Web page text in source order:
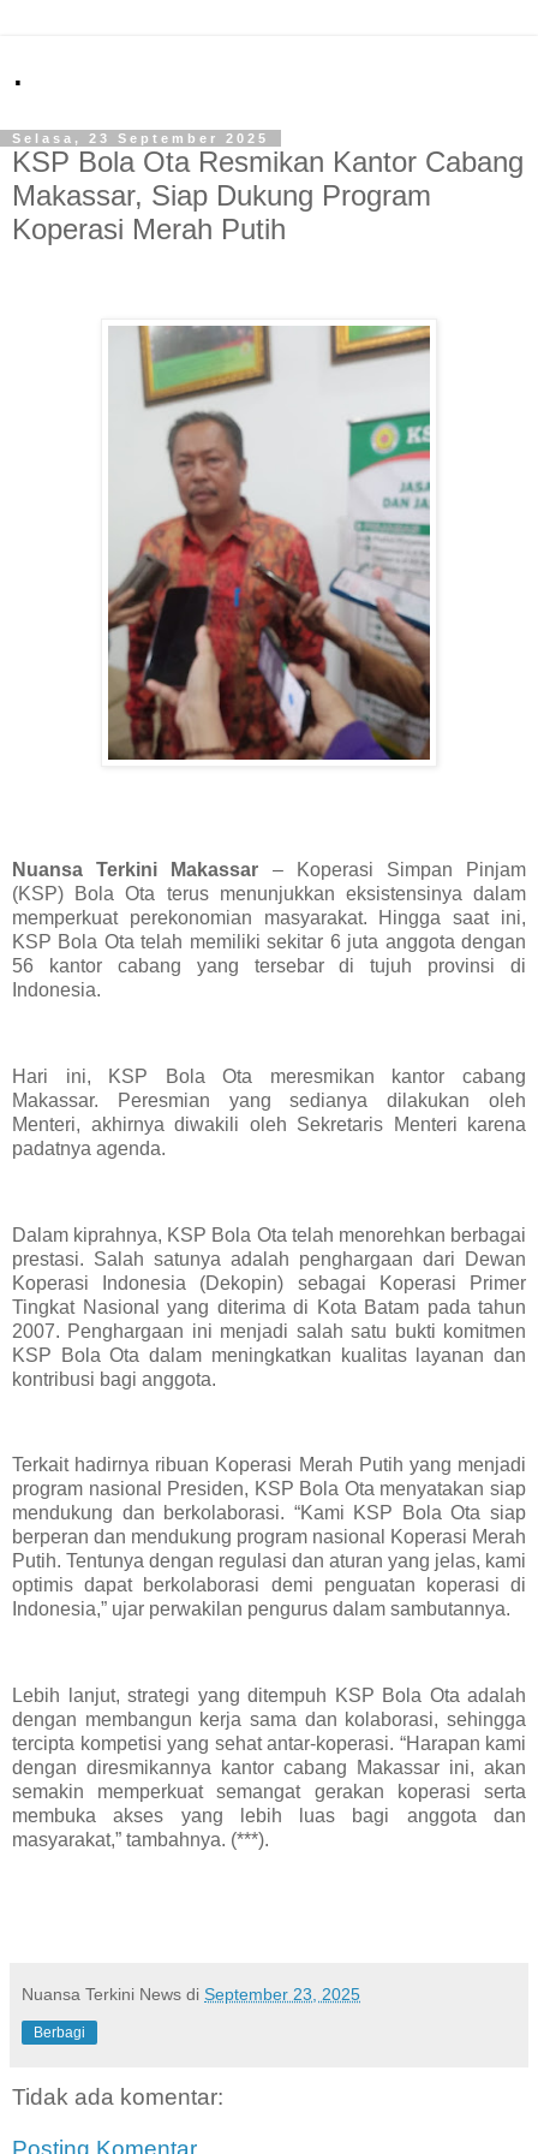
.
Selasa, 23 September 2025
KSP Bola Ota Resmikan Kantor Cabang
Makassar, Siap Dukung Program
Koperasi Merah Putih
Nuansa Terkini Makassar – Koperasi Simpan Pinjam
(KSP) Bola Ota terus menunjukkan eksistensinya dalam
memperkuat perekonomian masyarakat. Hingga saat ini,
KSP Bola Ota telah memiliki sekitar 6 juta anggota dengan
56 kantor cabang yang tersebar di tujuh provinsi di
Indonesia.
Hari ini, KSP Bola Ota meresmikan kantor cabang
Makassar. Peresmian yang sedianya dilakukan oleh
Menteri, akhirnya diwakili oleh Sekretaris Menteri karena
padatnya agenda.
Dalam kiprahnya, KSP Bola Ota telah menorehkan berbagai
prestasi. Salah satunya adalah penghargaan dari Dewan
Koperasi Indonesia (Dekopin) sebagai Koperasi Primer
Tingkat Nasional yang diterima di Kota Batam pada tahun
2007. Penghargaan ini menjadi salah satu bukti komitmen
KSP Bola Ota dalam meningkatkan kualitas layanan dan
kontribusi bagi anggota.
Terkait hadirnya ribuan Koperasi Merah Putih yang menjadi
program nasional Presiden, KSP Bola Ota menyatakan siap
mendukung dan berkolaborasi. “Kami KSP Bola Ota siap
berperan dan mendukung program nasional Koperasi Merah
Putih. Tentunya dengan regulasi dan aturan yang jelas, kami
optimis dapat berkolaborasi demi penguatan koperasi di
Indonesia,” ujar perwakilan pengurus dalam sambutannya.
Lebih lanjut, strategi yang ditempuh KSP Bola Ota adalah
dengan membangun kerja sama dan kolaborasi, sehingga
tercipta kompetisi yang sehat antar-koperasi. “Harapan kami
dengan diresmikannya kantor cabang Makassar ini, akan
semakin memperkuat semangat gerakan koperasi serta
membuka akses yang lebih luas bagi anggota dan
masyarakat,” tambahnya. (***).
Nuansa Terkini News di September 23, 2025
Berbagi
Tidak ada komentar:
Posting Komentar